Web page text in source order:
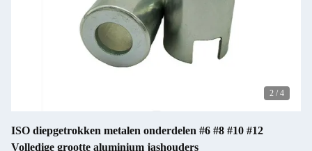
2 / 4
ISO diepgetrokken metalen onderdelen #6 #8 #10 #12
Volledige grootte aluminium jashouders